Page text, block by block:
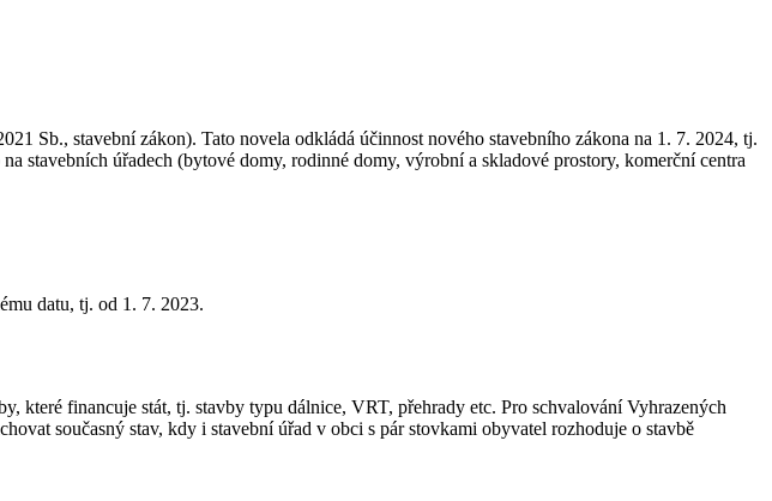
Sb., stavební zákon). Tato novela odkládá účinnost nového stavebního zákona na 1. 7. 2024, tj.
stavebních úřadech (bytové domy, rodinné domy, výrobní a skladové prostory, komerční centra
datu, tj. od 1. 7. 2023.
které financuje stát, tj. stavby typu dálnice, VRT, přehrady etc. Pro schvalování Vyhrazených
současný stav, kdy i stavební úřad v obci s pár stovkami obyvatel rozhoduje o stavbě